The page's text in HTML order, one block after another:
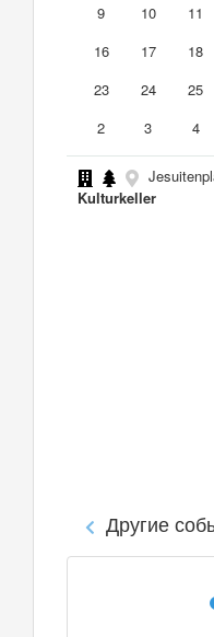
9
10 11
16
17 18
23
24 25
2
3 4
Kulturkeller
Другие